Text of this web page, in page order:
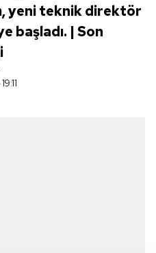
yeni teknik direktör
başladı. | Son